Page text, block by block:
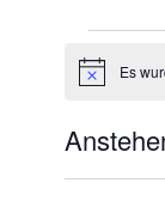
HinweisEs